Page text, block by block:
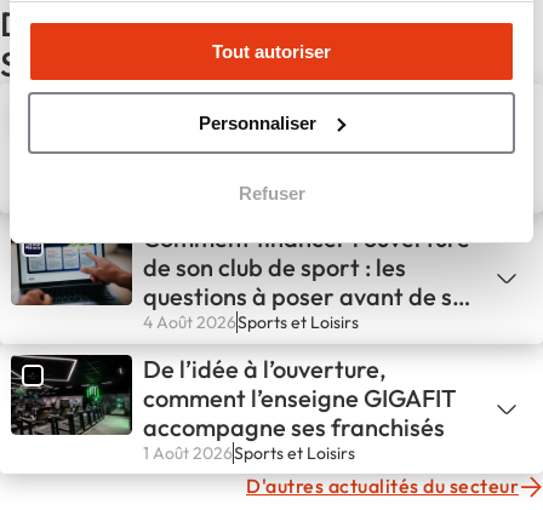
Tout autoriser
Personnaliser
Refuser
D'autres actualités du secteur
Sports et Loisirs
marque forte façonne
Sports et Loisirs
Comment financer l'ouverture
de son club de sport : les
questions à poser avant de se
lancer
4 Août 2026Sports et Loisirs
De l’idée à l’ouverture,
comment l’enseigne GIGAFIT
accompagne ses franchisés
1 Août 2026Sports et Loisirs
D'autres actualités du secteur